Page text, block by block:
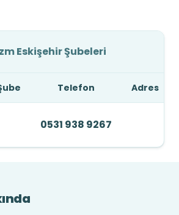
Eskişehir Şubeleri
Telefon Adres
0531 938 9267